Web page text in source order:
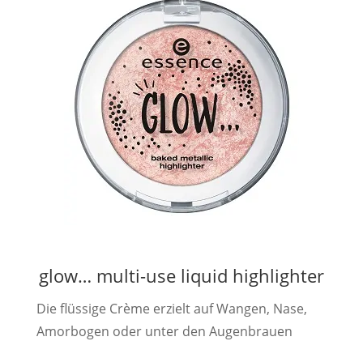
glow… multi-use liquid highlighter
Die flüssige Crème erzielt auf Wangen, Nase,
Amorbogen oder unter den Augenbrauen